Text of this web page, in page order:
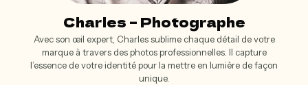
Charles – Photographe
Avec son œil expert, Charles sublime chaque détail de votre
marque à travers des photos professionnelles. Il capture
l’essence de votre identité pour la mettre en lumière de façon
unique.